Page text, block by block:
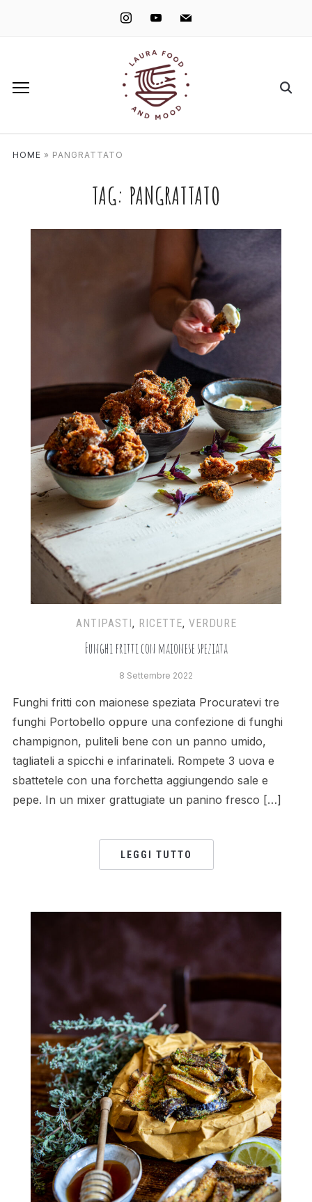
instagramyoutube mail
HOME » PANGRATTATO
TAG: PANGRATTATO
ANTIPASTI, RICETTE, VERDURE
Funghi fritti con maionese speziata
8 Settembre 2022
Funghi fritti con maionese speziata Procuratevi tre
funghi Portobello oppure una confezione di funghi
champignon, puliteli bene con un panno umido,
tagliateli a spicchi e infarinateli. Rompete 3 uova e
sbattetele con una forchetta aggiungendo sale e
pepe. In un mixer grattugiate un panino fresco […]
LEGGI TUTTO